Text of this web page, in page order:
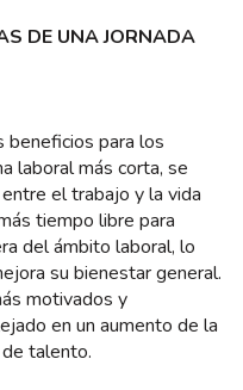
DE UNA JORNADA
beneficios para los
laboral más corta, se
el trabajo y la vida
tiempo libre para
del ámbito laboral, lo
su bienestar general.
motivados y
en un aumento de la
talento.